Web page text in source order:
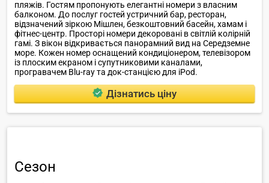
пляжів. Гостям пропонують елегантні номери з власним
балконом. До послуг гостей устричний бар, ресторан,
відзначений зіркою Мішлен, безкоштовний басейн, хамам і
фітнес-центр. Просторі номери декоровані в світлій колірній
гамі. З вікон відкривається панорамний вид на Середземне
море. Кожен номер оснащений кондиціонером, телевізором
із плоским екраном і супутниковими каналами,
програвачем Blu-ray та док-станцією для iPod.
Дізнатись ціну
Сезон